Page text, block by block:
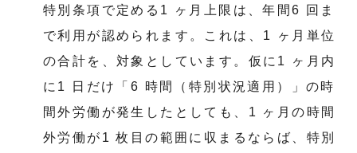
特別条項で定める1 ヶ月上限は、年間6 回ま
で利用が認められます。これは、1 ヶ月単位
の合計を、対象としています。仮に1 ヶ月内
に1 日だけ「6 時間（特別状況適用）」の時
間外労働が発生したとしても、1 ヶ月の時間
外労働が1 枚目の範囲に収まるならば、特別